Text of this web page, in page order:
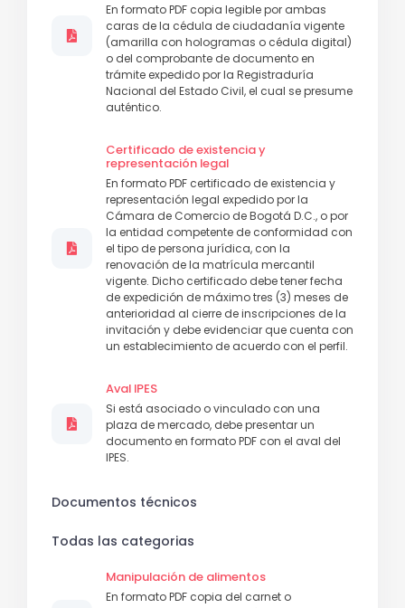
En formato PDF copia legible por ambas
caras de la cédula de ciudadanía vigente
(amarilla con hologramas o cédula digital)
o del comprobante de documento en
trámite expedido por la Registraduría
Nacional del Estado Civil, el cual se presume
auténtico.
Certificado de existencia y
representación legal
En formato PDF certificado de existencia y
representación legal expedido por la
Cámara de Comercio de Bogotá D.C., o por
la entidad competente de conformidad con
el tipo de persona jurídica, con la
renovación de la matrícula mercantil
vigente. Dicho certificado debe tener fecha
de expedición de máximo tres (3) meses de
anterioridad al cierre de inscripciones de la
invitación y debe evidenciar que cuenta con
un establecimiento de acuerdo con el perfil.
Aval IPES
Si está asociado o vinculado con una
plaza de mercado, debe presentar un
documento en formato PDF con el aval del
IPES.
Documentos técnicos
Todas las categorias
Manipulación de alimentos
En formato PDF copia del carnet o